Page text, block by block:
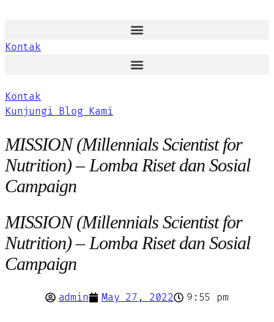
Kontak
Kontak
Kunjungi Blog Kami
MISSION (Millennials Scientist for
Nutrition) – Lomba Riset dan Sosial
Campaign
MISSION (Millennials Scientist for
Nutrition) – Lomba Riset dan Sosial
Campaign
admin May 27, 2022 9:55 pm